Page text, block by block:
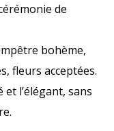
de
bohème,
fleurs acceptées.
l’élégant, sans